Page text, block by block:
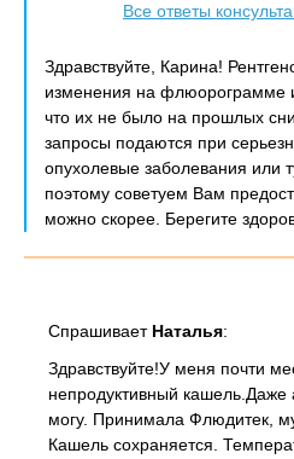
Все ответы
Здравствуйте, Карина!
изменения на флюорограмме и
что их не было на прошлых
запросы подаются при
опухолевые заболевания или
поэтому советуем Вам
можно скорее. Берегите
Спрашивает Наталья:
Здравствуйте!У меня почти
непродуктивный кашель.Даже
могу. Принимала Флюдитек,
Кашель сохраняется.